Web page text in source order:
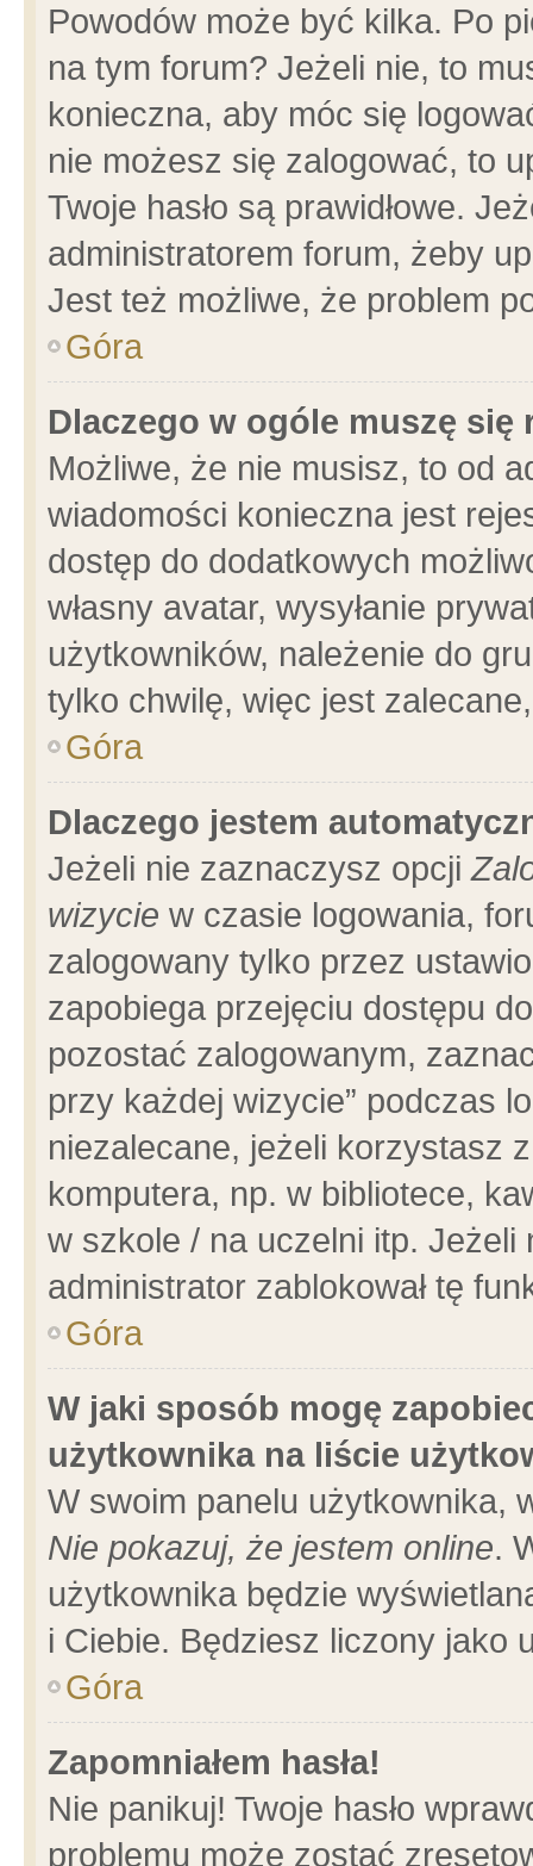
Powodów może być kilka. Po
na tym forum? Jeżeli nie, to
konieczna, aby móc się
nie możesz się zalogować, to
Twoje hasło są prawidłowe.
administratorem forum, żeby
Jest też możliwe, że problem
Góra
Dlaczego w ogóle muszę się
Możliwe, że nie musisz, to od
wiadomości konieczna jest
dostęp do dodatkowych
własny avatar, wysyłanie
użytkowników, należenie do
tylko chwilę, więc jest
Góra
Dlaczego jestem
Jeżeli nie zaznaczysz opcji
wizycie w czasie logowania,
zalogowany tylko przez
zapobiega przejęciu dostępu
pozostać zalogowanym,
przy każdej wizycie” podczas
niezalecane, jeżeli korzystasz
komputera, np. w bibliotece,
w szkole / na uczelni itp.
administrator zablokował tę
Góra
W jaki sposób mogę
użytkownika na liście
W swoim panelu użytkownika,
Nie pokazuj, że jestem online.
użytkownika będzie
i Ciebie. Będziesz liczony jako
Góra
Zapomniałem hasła!
Nie panikuj! Twoje hasło
problemu może zostać